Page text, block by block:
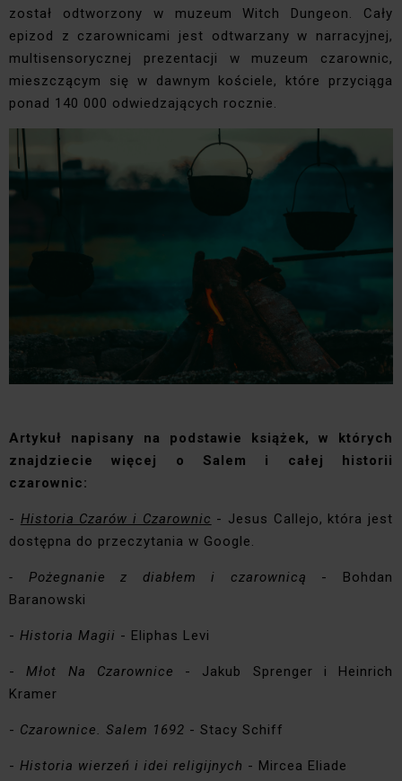
został odtworzony w muzeum Witch Dungeon. Cały
epizod z czarownicami jest odtwarzany w narracyjnej,
multisensorycznej prezentacji w muzeum czarownic,
mieszczącym się w dawnym kościele, które przyciąga
ponad 140 000 odwiedzających rocznie.
Artykuł napisany na podstawie książek, w których
znajdziecie więcej o Salem i całej historii
czarownic:
- Historia Czarów i Czarownic - Jesus Callejo, która jest
dostępna do przeczytania w Google.
- Pożegnanie z diabłem i czarownicą
- Bohdan
Baranowski
- Historia Magii - Eliphas Levi
-Młot Na Czarownice - Jakub Sprenger i Heinrich
Kramer
- Czarownice. Salem 1692 - Stacy Schiff
- Historia wierzeń i idei religijnych - Mircea Eliade